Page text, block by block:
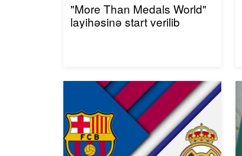
"More Than Medals World"
layihəsinə start verilib